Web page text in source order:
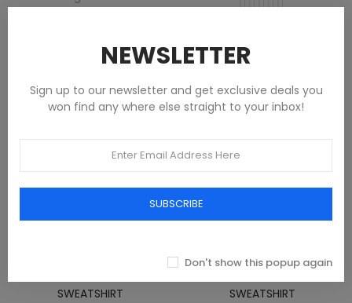
JORDAN MEN'S GRAY ZIP-UP
SWEATSHIRT
JORDAN MEN'S BLACK ZIP-UP
SWEATSHIRT
NEWSLETTER
Sign up to our newsletter and get exclusive deals you
won find any where else straight to your inbox!
SUBSCRIBE
Don't show this popup again